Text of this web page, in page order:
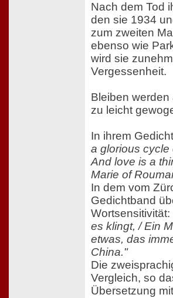
Nach dem Tod
den sie 1934
zum zweiten
ebenso wie
wird sie
Vergessenheit.
Bleiben
zu leicht
In ihrem
a glorious cycle
And love is a
Marie of
In dem vom
Gedichtband
Wortsensitivität:
es klingt, / Ein
etwas, das
China."
Die
Vergleich, so
Übersetzung